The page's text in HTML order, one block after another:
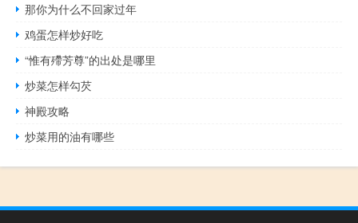
那你为什么不回家过年
鸡蛋怎样炒好吃
“惟有殢芳尊”的出处是哪里
炒菜怎样勾芡
神殿攻略
炒菜用的油有哪些